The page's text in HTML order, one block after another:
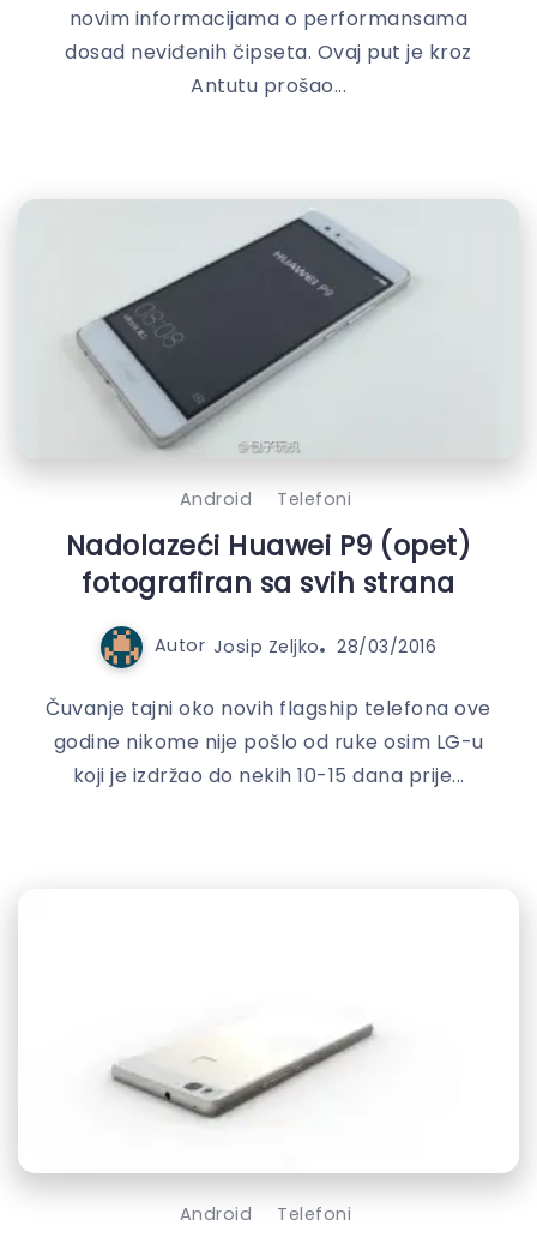
novim informacijama o performansama
dosad neviđenih čipseta. Ovaj put je kroz
Antutu prošao...
Android Telefoni
Nadolazeći Huawei P9 (opet)
fotografiran sa svih strana
Autor Josip Zeljko 28/03/2016
Čuvanje tajni oko novih flagship telefona ove
godine nikome nije pošlo od ruke osim LG-u
koji je izdržao do nekih 10-15 dana prije...
Android Telefoni